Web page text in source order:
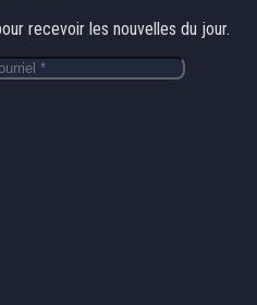
recevoir les nouvelles du jour.